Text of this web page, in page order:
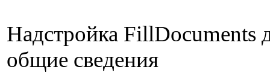
Надстройка FillDocuments
общие сведения